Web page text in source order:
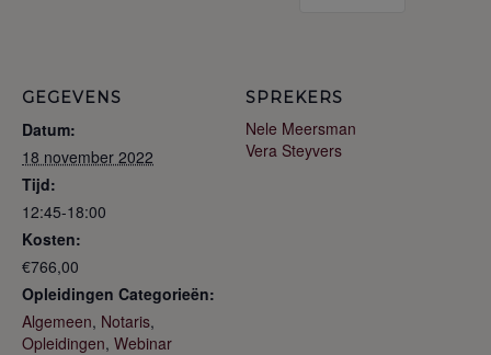
GEGEVENS
Datum:
18 november 2022
Tijd:
12:45-18:00
Kosten:
€766,00
Opleidingen Categorieën:
Algemeen, Notaris,
Opleidingen, Webinar
SPREKERS
Nele Meersman
Vera Steyvers